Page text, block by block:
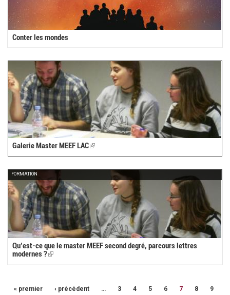
Conter les mondes
Galerie Master MEEF LAC(link
is
FORMATION
Qu’est-ce que le master MEEF second degré, parcours lettres
modernes ?(link
« premier ‹ précédent … 3 4 5 6 7 8 9